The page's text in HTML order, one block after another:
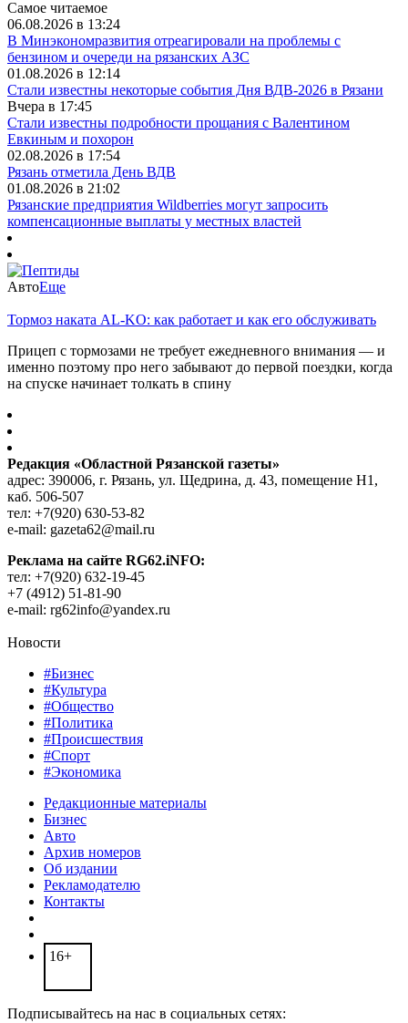
Самое читаемое
06.08.2026 в 13:24
В Минэкономразвития отреагировали на проблемы с
бензином и очереди на рязанских АЗС
01.08.2026 в 12:14
Стали известны некоторые события Дня ВДВ-2026 в Рязани
Вчера в 17:45
Стали известны подробности прощания с Валентином
Евкиным и похорон
02.08.2026 в 17:54
Рязань отметила День ВДВ
01.08.2026 в 21:02
Рязанские предприятия Wildberries могут запросить
компенсационные выплаты у местных властей
АвтоЕще
Тормоз наката AL-KO: как работает и как его обслуживать
Прицеп с тормозами не требует ежедневного внимания — и
именно поэтому про него забывают до первой поездки, когда
на спуске начинает толкать в спину
Редакция «Областной Рязанской газеты»
адрес: 390006, г. Рязань, ул. Щедрина, д. 43, помещение Н1,
каб. 506-507
тел: +7(920) 630-53-82
e-mail: gazeta62@mail.ru
Реклама на сайте RG62.iNFO:
тел: +7(920) 632-19-45
+7 (4912) 51-81-90
e-mail: rg62info@yandex.ru
Новости
#Бизнес
#Культура
#Общество
#Политика
#Происшествия
#Спорт
#Экономика
Редакционные материалы
Бизнес
Авто
Архив номеров
Об издании
Рекламодателю
Контакты
16+
Подписывайтесь на нас в социальных сетях: